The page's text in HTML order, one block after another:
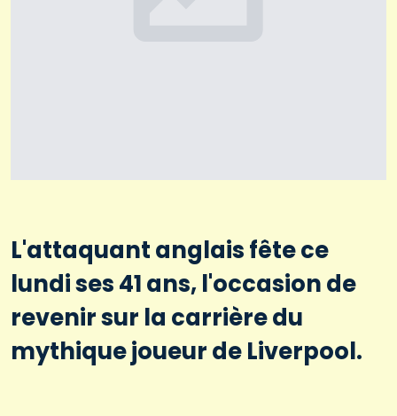
L'attaquant anglais fête ce
lundi ses 41 ans, l'occasion de
revenir sur la carrière du
mythique joueur de Liverpool.